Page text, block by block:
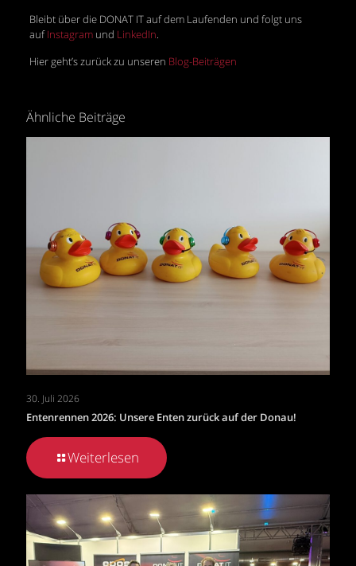
Bleibt über die DONAT IT auf dem Laufenden und folgt uns
aufInstagram und LinkedIn.
Hier geht’s zurück zu unseren Blog-Beiträgen
Ähnliche Beiträge
30. Juli 2026
Entenrennen 2026: Unsere Enten zurück auf der Donau!
Weiterlesen